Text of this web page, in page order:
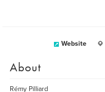
Website
About
Rémy Pilliard